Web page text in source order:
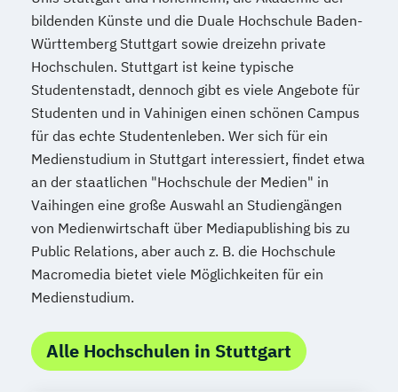
bildenden Künste und die Duale Hochschule Baden-
Württemberg Stuttgart sowie dreizehn private
Hochschulen. Stuttgart ist keine typische
Studentenstadt, dennoch gibt es viele Angebote für
Studenten und in Vahinigen einen schönen Campus
für das echte Studentenleben. Wer sich für ein
Medienstudium in Stuttgart interessiert, findet etwa
an der staatlichen "Hochschule der Medien" in
Vaihingen eine große Auswahl an Studiengängen
von Medienwirtschaft über Mediapublishing bis zu
Public Relations, aber auch z. B. die Hochschule
Macromedia bietet viele Möglichkeiten für ein
Medienstudium.
Alle Hochschulen in Stuttgart